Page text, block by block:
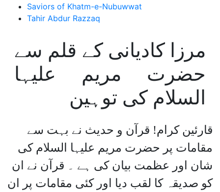
Saviors of Khatm-e-Nubuwwat
Tahir Abdur Razzaq
مرزا کادیانی کے قلم سے
حضرت مریم علیہا
السلام کی توہین
قارئین کرام! قرآن و حدیث نے بہت سے
مقامات پر حضرت مریم علیہا السلام کی
شان اور عظمت بیان کی ہے ۔ قرآن نے ان
کو صدیقہ کا لقب دیا اور کئی مقامات پر ان